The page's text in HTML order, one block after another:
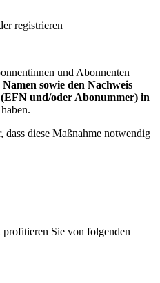
registrieren
und Abonnenten
sowie den Nachweis
und/oder Abonummer) in
dass diese Maßnahme notwendig
profitieren Sie von folgenden